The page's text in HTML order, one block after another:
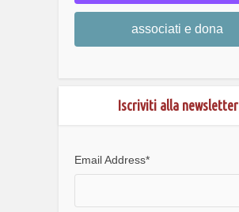
associati e dona
Iscriviti alla newsletter
Email Address*